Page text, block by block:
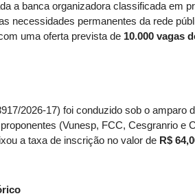
a banca organizadora classificada em
necessidades permanentes da rede
uma oferta prevista de 10.000 vagas
2026-17) foi conduzido sob o amparo
(Vunesp, FCC, Cesgranrio e
a taxa de inscrição no valor de R$